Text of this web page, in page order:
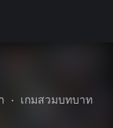
•
เกมสวมบทบาท